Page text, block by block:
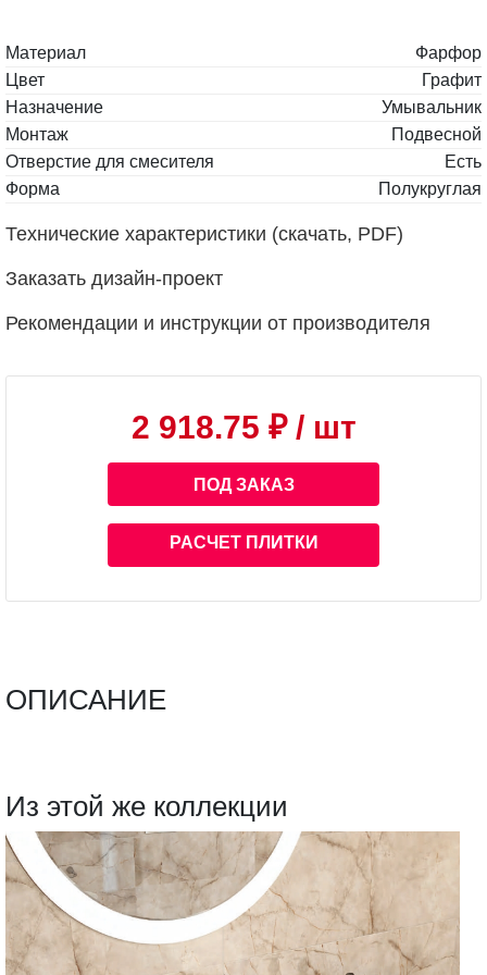
Материал
Фарфор
Цвет
Графит
Назначение
Умывальник
Монтаж
Подвесной
Отверстие для смесителя
Есть
Форма
Полукруглая
Технические характеристики (скачать, PDF)
Заказать дизайн-проект
Рекомендации и инструкции от производителя
2 918.75 ₽/ шт
ПОД ЗАКАЗ
РАСЧЕТ ПЛИТКИ
ОПИСАНИЕ
Из этой же коллекции